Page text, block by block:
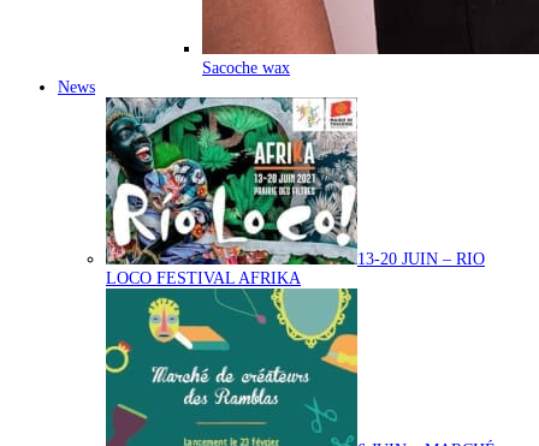
Sacoche wax
News
13-20 JUIN – RIO
LOCO FESTIVAL AFRIKA